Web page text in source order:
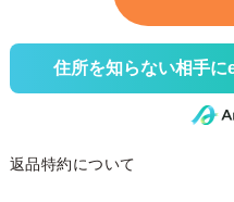
住所を知らない相手に
返品特約について